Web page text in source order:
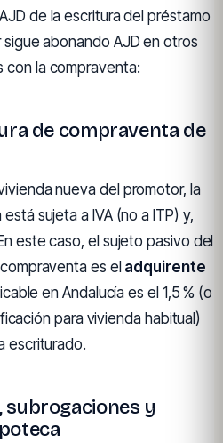
de la escritura del préstamo
abonando AJD en otros
con la compraventa:
de compraventa de
nueva del promotor, la
sujeta a IVA (no a ITP) y,
este caso, el sujeto pasivo del
es el adquirente
en Andalucía es el 1,5 % (o
para vivienda habitual)
escriturado.
subrogaciones y